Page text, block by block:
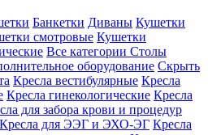
Банкетки Диваны Кушетки
смотровые Кушетки
Все категории Столы
оборудование Скрыть
Кресла вестибулярные Кресла
Кресла гинекологические Кресла
для забора крови и процедур
Кресла для ЭЭГ и ЭХО-ЭГ Кресла